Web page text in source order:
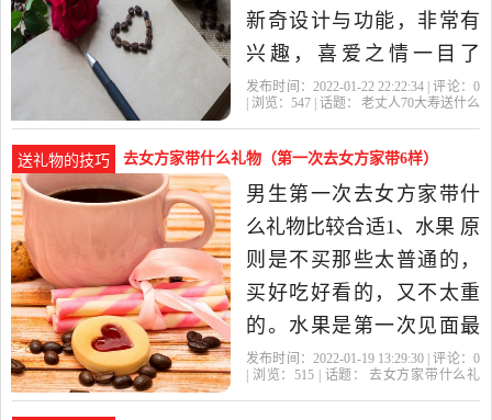
节心神，还能...第
新奇设计与功能，非常有
兴趣，喜爱之情一目了
然，年轻人也表现出极大
对抓住顾客眼光，留住顾
客脚步，屡见功效。 价格
合理，质量上乘。老人用
品的消费特点，一是价格
要合...老岳
发布时间：2022-01-22 22:22:34 | 评论： 0
| 浏览： 547 | 话题：
老丈人70大寿送什么
送礼物的技巧 去女方家带什么礼物（第一次去女方家带6样）
男生第一次去女方家带什
么礼物比较合适1、水果 原
则是不买那些太普通的，
买好吃好看的，又不太重
的。水果是第一次见面最
稳妥的选择，就是说你拿
发布时间：2022-01-19 13:29:30 | 评论： 0
| 浏览： 515 | 话题：
去女方家带什么礼